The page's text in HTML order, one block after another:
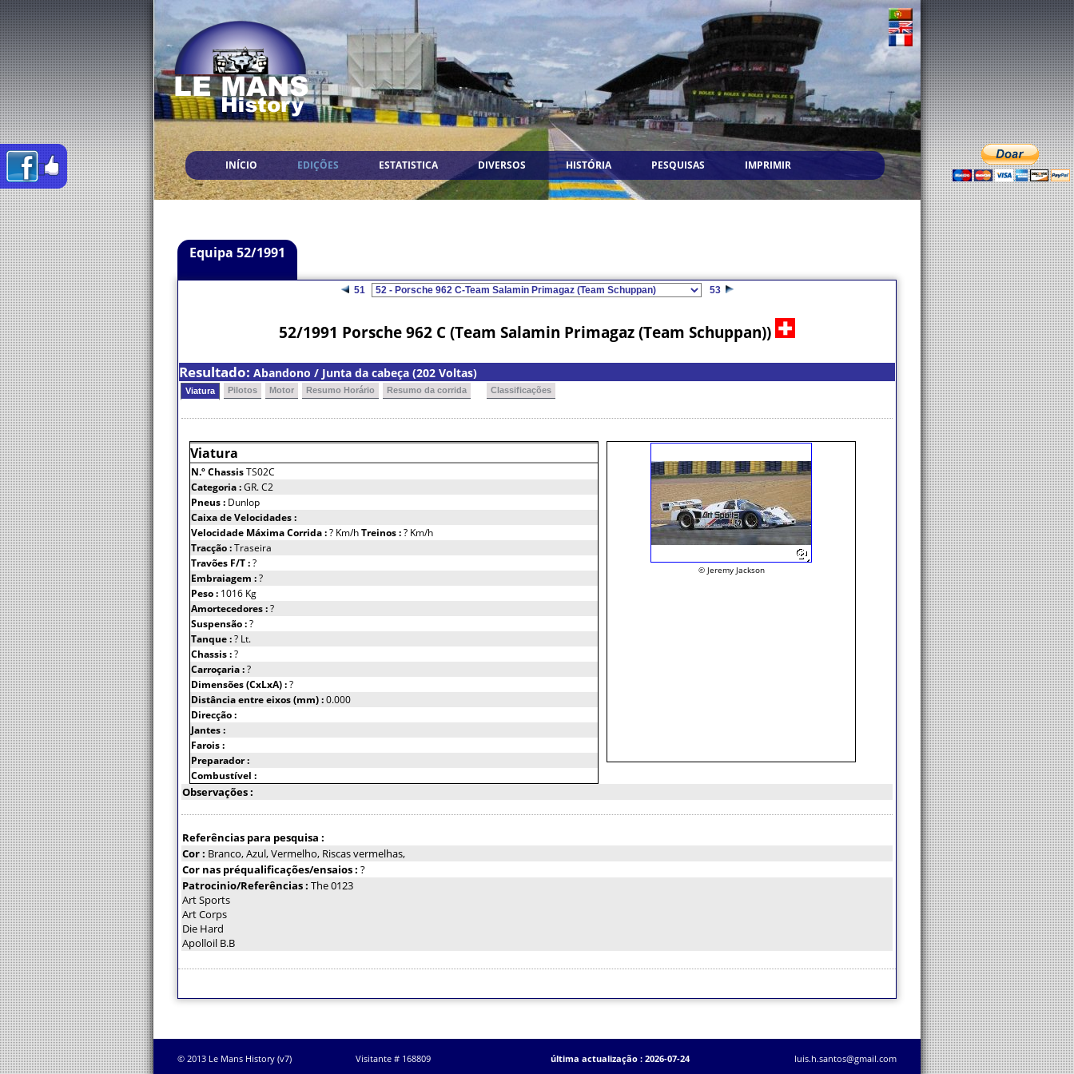
INÍCIO EDIÇÕES ESTATISTICA DIVERSOS HISTÓRIA PESQUISAS IMPRIMIR
Equipa 52/1991
51 53
52/1991 Porsche 962 C (Team Salamin Primagaz (Team Schuppan))
Resultado: Abandono / Junta da cabeça (202 Voltas)
Viatura Pilotos Motor Resumo Horário Resumo da corrida Classificações
Viatura
N.º ChassisTS02C
Categoria :GR. C2
Pneus : Dunlop
Caixa de Velocidades :
Velocidade Máxima Corrida :? Km/hTreinos :? Km/h
Tracção :Traseira
Travões F/T :?
Embraiagem :?
Peso : 1016 Kg
Amortecedores :?
Suspensão :?
Tanque :? Lt.
Chassis :?
Carroçaria :?
Dimensões (CxLxA) :?
Distância entre eixos (mm) :0.000
Direcção :
Jantes :
Farois :
Preparador :
Combustível :
© Jeremy Jackson
Observações :
Referências para pesquisa :
Cor : Branco, Azul, Vermelho, Riscas vermelhas,
Cor nas préqualificações/ensaios : ?
Patrocinio/Referências : The 0123
Art Sports
Art Corps
Die Hard
Apolloil B.B
© 2013 Le Mans History (v7) Visitante # 168809 última actualização : 2026-07-24 luis.h.santos@gmail.com